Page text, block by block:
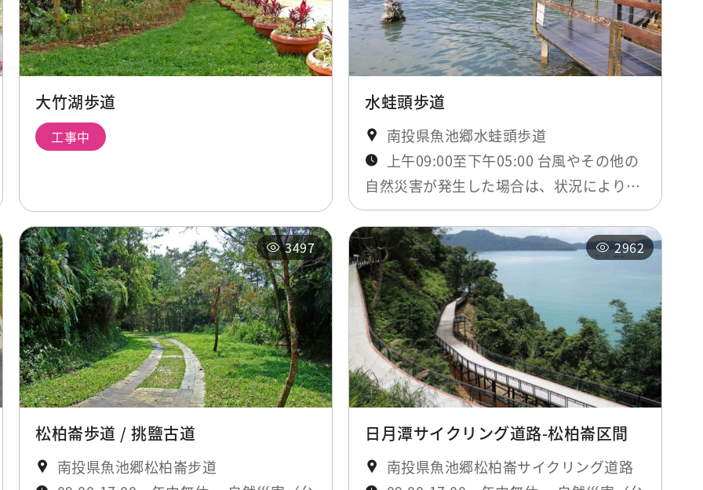
大竹湖歩道
工事中
水蛙頭歩道
南投県魚池郷水蛙頭歩道
上午09:00至下午05:00 台風やその他の
自然災害が発生した場合は、状況により歩
道を封鎖することがあります。
3497
松柏崙歩道 / 挑鹽古道
南投県魚池郷松柏崙步道
2962
日月潭サイクリング道路-松柏崙区間
南投県魚池郷松柏崙サイクリング道路